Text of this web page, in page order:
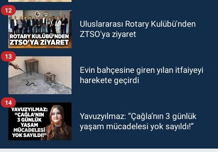
Uluslararası Rotary Kulübü'nden
ZTSO'ya ziyaret
12
Evin bahçesine giren yılan itfaiyeyi
harekete geçirdi
13
Yavuzyılmaz: “Çağla’nın 3 günlük
yaşam mücadelesi yok sayıldı!”
14